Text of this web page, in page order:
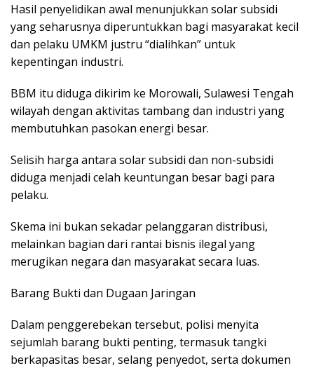
Hasil penyelidikan awal menunjukkan solar subsidi
yang seharusnya diperuntukkan bagi masyarakat kecil
dan pelaku UMKM justru “dialihkan” untuk
kepentingan industri.
BBM itu diduga dikirim ke Morowali, Sulawesi Tengah
wilayah dengan aktivitas tambang dan industri yang
membutuhkan pasokan energi besar.
Selisih harga antara solar subsidi dan non-subsidi
diduga menjadi celah keuntungan besar bagi para
pelaku.
Skema ini bukan sekadar pelanggaran distribusi,
melainkan bagian dari rantai bisnis ilegal yang
merugikan negara dan masyarakat secara luas.
Barang Bukti dan Dugaan Jaringan
Dalam penggerebekan tersebut, polisi menyita
sejumlah barang bukti penting, termasuk tangki
berkapasitas besar, selang penyedot, serta dokumen